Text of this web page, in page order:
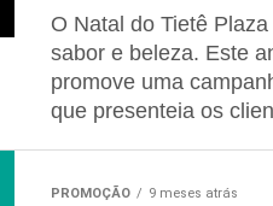
O Natal do Tietê
sabor e beleza. Este
promove uma
que presenteia os
PROMOÇÃO 9 meses atrás